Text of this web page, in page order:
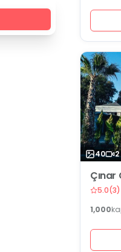
40 2
5.0(3)
1,000